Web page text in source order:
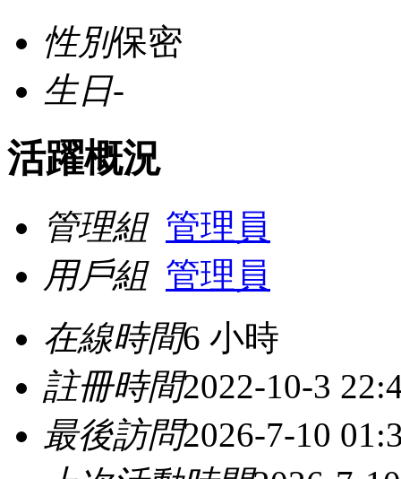
性別保密
生日-
活躍概況
管理組 管理員
用戶組 管理員
在線時間6 小時
註冊時間2022-10-3
最後訪問2026-7-10